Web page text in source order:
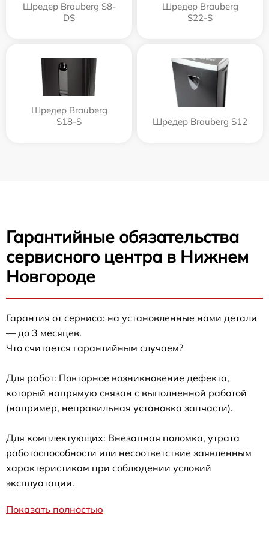
Шредер Brauberg S8-
DS
Шредер Brauberg
S22-S
Шредер Brauberg
S18-S
Шредер Brauberg S12
Гарантийные обязательства
сервисного центра в Нижнем
Новгороде
Гарантия от сервиса: на установленные нами детали
— до 3 месяцев.
Что считается гарантийным случаем?
Для работ: Повторное возникновение дефекта,
который напрямую связан с выполненной работой
(например, неправильная установка запчасти).
Для комплектующих: Внезапная поломка, утрата
работоспособности или несоответствие заявленным
характеристикам при соблюдении условий
эксплуатации.
Показать полностью